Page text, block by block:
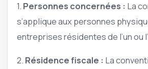
1. Personnes concernées : La
s’applique aux personnes
entreprises résidentes de l’un ou
2. Résidence fiscale : La